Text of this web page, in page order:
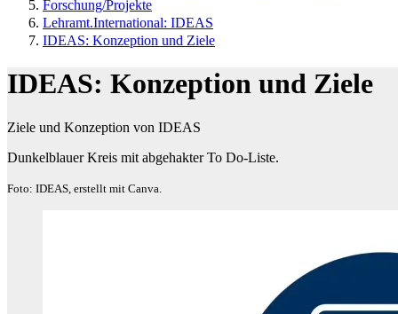
Forschung/Projekte
Lehramt.International: IDEAS
IDEAS: Konzeption und Ziele
IDEAS: Konzeption und Ziele
Ziele und Konzeption von IDEAS
Dunkelblauer Kreis mit abgehakter To Do-Liste.
Foto: IDEAS, erstellt mit Canva.